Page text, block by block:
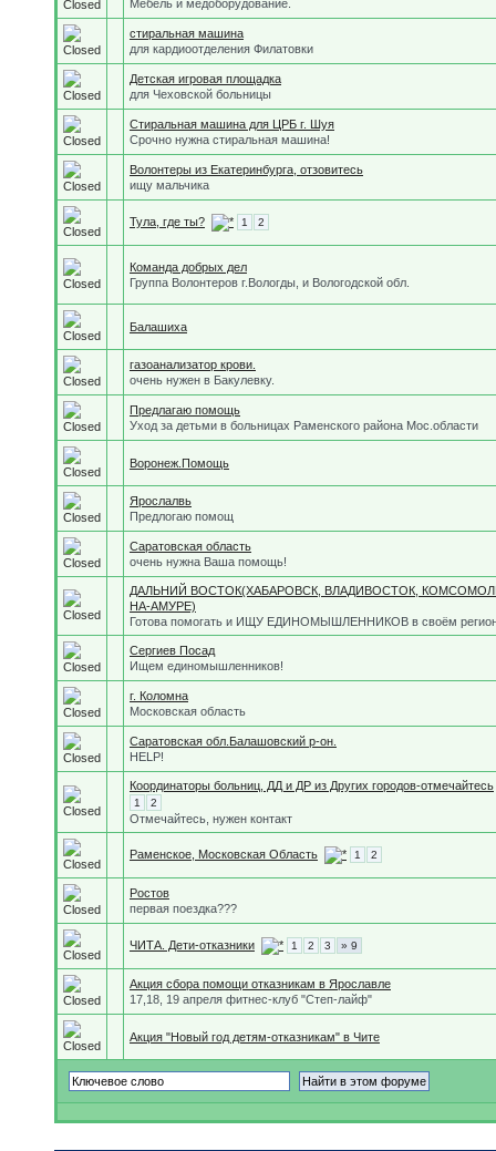
Мебель и медоборудование.
стиральная машина
для кардиоотделения Филатовки
Детская игровая площадка
для Чеховской больницы
Стиральная машина для ЦРБ г. Шуя
Срочно нужна стиральная машина!
Волонтеры из Екатеринбурга, отзовитесь
ищу мальчика
Тула, где ты? 1 2
Команда добрых дел
Группа Волонтеров г.Вологды, и Вологодской обл.
Балашиха
газоанализатор крови.
очень нужен в Бакулевку.
Предлагаю помощь
Уход за детьми в больницах Раменского района Мос.области
Воронеж.Помощь
Ярослалвь
Предлогаю помощ
Саратовская область
очень нужна Ваша помощь!
ДАЛЬНИЙ ВОСТОК(ХАБАРОВСК, ВЛАДИВОСТОК,
НА-АМУРЕ)
Готова помогать и ИЩУ ЕДИНОМЫШЛЕННИКОВ в своём
Сергиев Посад
Ищем единомышленников!
г. Коломна
Московская область
Саратовская обл.Балашовский р-он.
HELP!
Координаторы больниц, ДД и ДР из Других городов-отмечайтесь
1 2
Отмечайтесь, нужен контакт
Раменское, Московская Область 1 2
Ростов
первая поездка???
ЧИТА. Дети-отказники 1 2 3 » 9
Акция сбора помощи отказникам в Ярославле
17,18, 19 апреля фитнес-клуб "Степ-лайф"
Акция "Новый год детям-отказникам" в Чите